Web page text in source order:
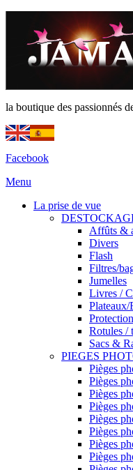
la boutique des passionnés
Facebook
Menu
La prise de vue
Affûts &
Divers
Flash
Filtres/
Jumelles
Livres /
Plateaux/
Rotules /
Sacs &
PIEGES
Pièges
Pièges
Pièges
Pièges
Pièges
Pièges
Pièges
Pièges